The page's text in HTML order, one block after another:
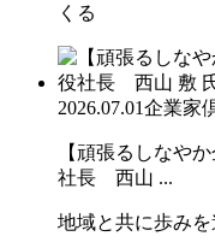
くる
2026.07.01企業家
【頑張るしなや
社長 西山 ...
地域と共に歩み